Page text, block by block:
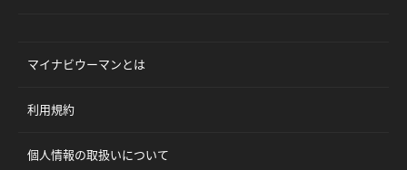
マイナビウーマンとは
利用規約
個人情報の取扱いについて